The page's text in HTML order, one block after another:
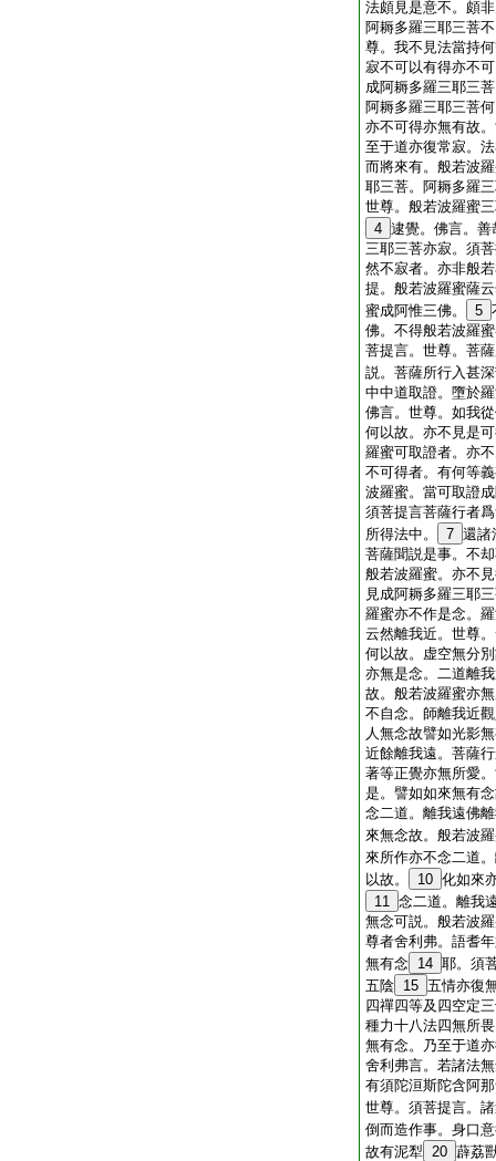
法頗見是意不。頗
阿耨多羅三耶三菩
尊。我不見法當持
寂不可以有得亦不
成阿耨多羅三耶三
阿耨多羅三耶三菩
亦不可得亦無有故
至于道亦復常寂。
而將來有。般若波
耶三菩。阿耨多羅
世尊。般若波羅蜜
4 逮覺。佛言。
三耶三菩亦寂。須
然不寂者。亦非般
提。般若波羅蜜薩
蜜成阿惟三佛。
5
佛。不得般若波羅
菩提言。世尊。菩
説。菩薩所行入甚
中中道取證。墮於
佛言。世尊。如我
何以故。亦不見是
羅蜜可取證者。亦
不可得者。有何等
波羅蜜。當可取證
須菩提言菩薩行者
所得法中。
7 還諸
菩薩聞説是事。不
般若波羅蜜。亦不
見成阿耨多羅三耶
羅蜜亦不作是念。
云然離我近。世尊
何以故。虚空無分
亦無是念。二道離
故。般若波羅蜜亦
不自念。師離我近
人無念故譬如光影
近餘離我遠。菩薩
著等正覺亦無所愛
是。譬如如來無有
念二道。離我遠佛
來無念故。般若波
來所作亦不念二道
以故。
10 化如來
11 念二道。離我
無念可説。般若波
尊者舍利弗。語耆
無有念 14 耶。須
五陰 15 五情亦復
四禪四等及四空定
種力十八法四無所
無有念。乃至于道
舍利弗言。若諸法
有須陀洹斯陀含阿
世尊。須菩提言。
倒而造作事。身口
故有泥犁 20 薜荔